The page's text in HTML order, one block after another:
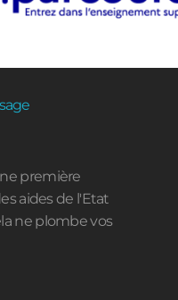
première
aides de l'Etat
ne plombe vos